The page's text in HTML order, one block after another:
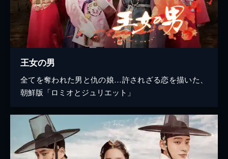
王女の男
全てを奪われた男と仇の娘…許されざる恋を描いた、
朝鮮版「ロミオとジュリエット」